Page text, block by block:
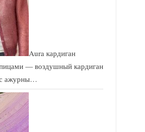
Aura кардиган
— воздушный кардиган
ажурны…